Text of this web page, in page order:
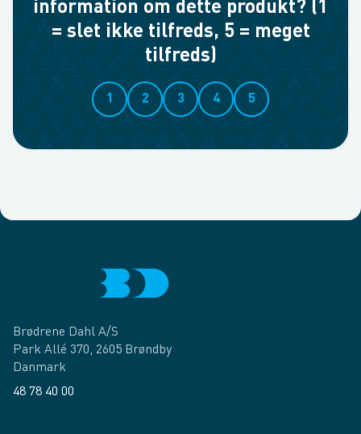
information om dette produkt? (1
= slet ikke tilfreds, 5 = meget
tilfreds)
1 2 3 4 5
Brødrene Dahl A/S
Park Allé 370, 2605 Brøndby
Danmark
48 78 40 00